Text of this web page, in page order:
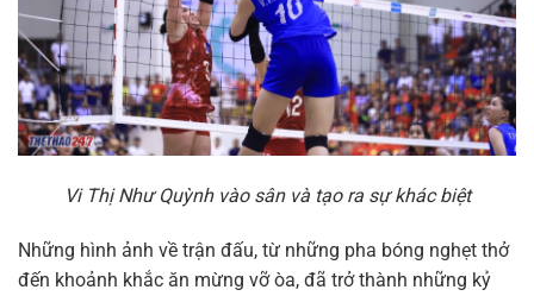
Vi Thị Như Quỳnh vào sân và tạo ra sự khác biệt
Những hình ảnh về trận đấu, từ những pha bóng nghẹt thở
đến khoảnh khắc ăn mừng vỡ òa, đã trở thành những kỷ